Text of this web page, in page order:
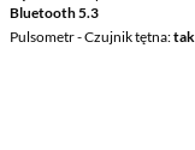
Bluetooth 5.3
Pulsometr - Czujnik tętna tak